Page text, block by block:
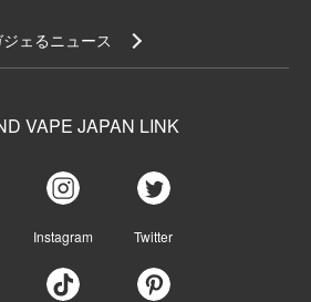
ジェるニュース
VAPE JAPAN LINK
Instagram Twitter